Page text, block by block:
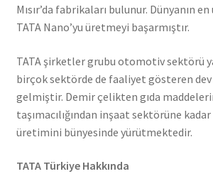
Mısır’da fabrikaları bulunur. Dünyanın
TATA Nano’yu üretmeyi başarmıştır.
TATA şirketler grubu otomotiv sektörü
birçok sektörde de faaliyet gösteren
gelmiştir. Demir çelikten gıda
taşımacılığından inşaat sektörüne
üretimini bünyesinde yürütmektedir.
TATA Türkiye Hakkında